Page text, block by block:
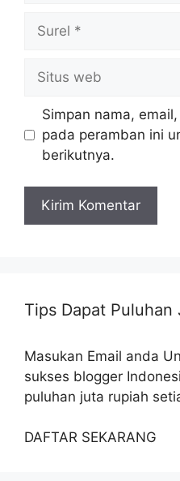
Surel
Situs
web
Simpan nama,
pada peramban ini
berikutnya.
Tips Dapat Puluhan
Masukan Email anda
sukses blogger
puluhan juta rupiah
DAFTAR SEKARANG